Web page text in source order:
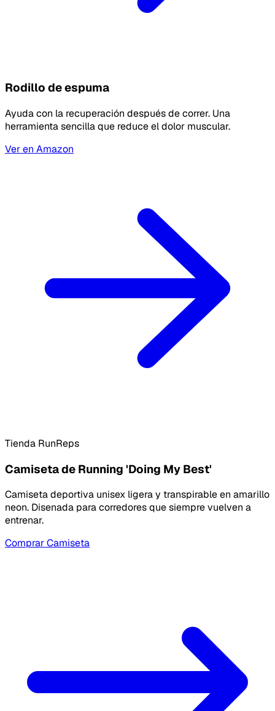
Rodillo de espuma
Ayuda con la recuperación después de correr. Una
herramienta sencilla que reduce el dolor muscular.
Ver en Amazon
Tienda RunReps
Camiseta de Running 'Doing My Best'
Camiseta deportiva unisex ligera y transpirable en amarillo
neon. Disenada para corredores que siempre vuelven a
entrenar.
Comprar Camiseta